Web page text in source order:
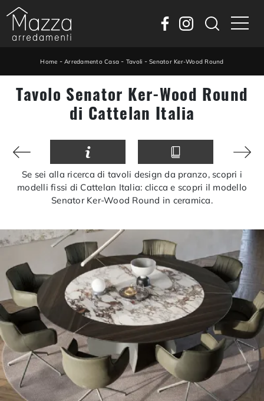
Home -Arredamento Casa - Tavoli -Senator Ker-Wood Round
Tavolo Senator Ker-Wood Round
di Cattelan Italia
Se sei alla ricerca di tavoli design da pranzo, scopri i
modelli fissi di Cattelan Italia: clicca e scopri il modello
Senator Ker-Wood Round in ceramica.